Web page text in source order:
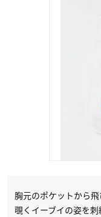
胸元のポケットから
覗くイーブイの姿を刺